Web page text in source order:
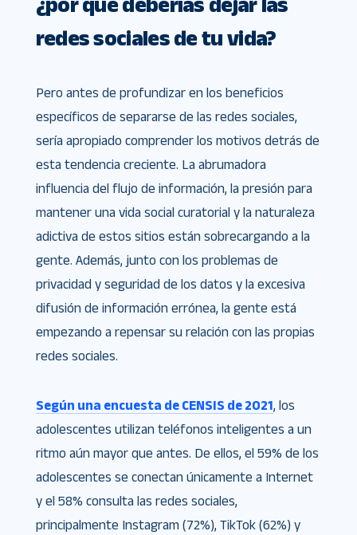
redes sociales de tu vida?
Pero antes de profundizar en los beneficios
específicos de separarse de las redes sociales,
sería apropiado comprender los motivos detrás de
esta tendencia creciente. La abrumadora
influencia del flujo de información, la presión para
mantener una vida social curatorial y la naturaleza
adictiva de estos sitios están sobrecargando a la
gente. Además, junto con los problemas de
privacidad y seguridad de los datos y la excesiva
difusión de información errónea, la gente está
empezando a repensar su relación con las propias
redes sociales.
Según una encuesta de CENSIS de 2021, los
adolescentes utilizan teléfonos inteligentes a un
ritmo aún mayor que antes. De ellos, el 59% de los
adolescentes se conectan únicamente a Internet
y el 58% consulta las redes sociales,
principalmente Instagram (72%), TikTok (62%) y